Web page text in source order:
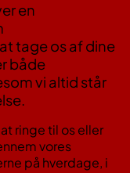
en
tage os af dine
både
vi altid står
ringe til os eller
vores
på hverdage, i